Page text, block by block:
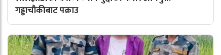
गड्डाचौकीबाट पक्राउ